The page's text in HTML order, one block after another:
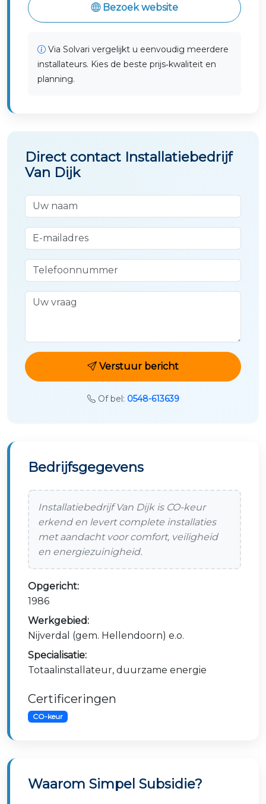
Bezoek website
Via Solvari vergelijkt u eenvoudig meerdere
installateurs. Kies de beste prijs‑kwaliteit en
planning.
Direct contact Installatiebedrijf
Van Dijk
Uw naam
E-mailadres
Telefoonnummer
Uw vraag
Verstuur bericht
Of bel: 0548-613639
Bedrijfsgegevens
Installatiebedrijf Van Dijk is CO-keur
erkend en levert complete installaties
met aandacht voor comfort, veiligheid
en energiezuinigheid.
Opgericht:
1986
Werkgebied:
Nijverdal (gem. Hellendoorn) e.o.
Specialisatie:
Totaalinstallateur, duurzame energie
Certificeringen
CO-keur
Waarom Simpel Subsidie?